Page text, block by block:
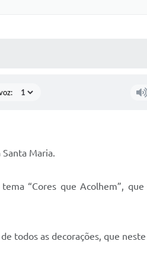
Maria.
“Cores que Acolhem”,
todos as decorações, que